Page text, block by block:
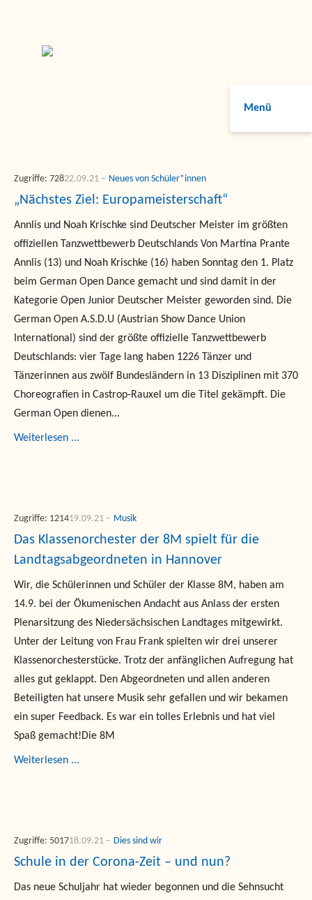
Menü
„Nächstes Ziel: Europameisterschaft“
Annlis und Noah Krischke sind Deutscher Meister im größten
offiziellen Tanzwettbewerb Deutschlands Von Martina Prante
Annlis (13) und Noah Krischke (16) haben Sonntag den 1. Platz
beim German Open Dance gemacht und sind damit in der
Kategorie Open Junior Deutscher Meister geworden sind. Die
German Open A.S.D.U (Austrian Show Dance Union
International) sind der größte offizielle Tanzwettbewerb
Deutschlands: vier Tage lang haben 1226 Tänzer und
Tänzerinnen aus zwölf Bundesländern in 13 Disziplinen mit 370
Choreografien in Castrop-Rauxel um die Titel gekämpft. Die
German Open dienen...
Neues von Schüler*innen
22.09.21
Zugriffe: 728
Weiterlesen ...
Das Klassenorchester der 8M spielt für die
Landtagsabgeordneten in Hannover
Wir, die Schülerinnen und Schüler der Klasse 8M, haben am
14.9. bei der Ökumenischen Andacht aus Anlass der ersten
Plenarsitzung des Niedersächsischen Landtages mitgewirkt.
Unter der Leitung von Frau Frank spielten wir drei unserer
Klassenorchesterstücke. Trotz der anfänglichen Aufregung hat
alles gut geklappt. Den Abgeordneten und allen anderen
Beteiligten hat unsere Musik sehr gefallen und wir bekamen
ein super Feedback. Es war ein tolles Erlebnis und hat viel
Spaß gemacht!Die 8M
Musik
19.09.21
Zugriffe: 1214
Weiterlesen ...
Schule in der Corona-Zeit – und nun?
Das neue Schuljahr hat wieder begonnen und die Sehnsucht
Dies sind wir
18.09.21
Zugriffe: 5017